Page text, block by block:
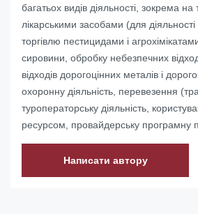
багатьох видів діяльності, зокрема на
лікарськими засобами (для
торгівлю пестицидами і
сировини, обробку небезпечних
відходів дорогоцінних металів і
охоронну діяльність, перевезення
туроператорську діяльність,
ресурсом, провайдерську програмну
Написати автору